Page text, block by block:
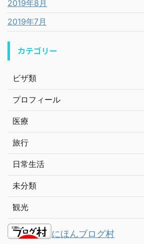
2019年8月
2019年7月
カテゴリー
ビザ類
プロフィール
医療
旅行
日常生活
未分類
観光
にほんブログ村